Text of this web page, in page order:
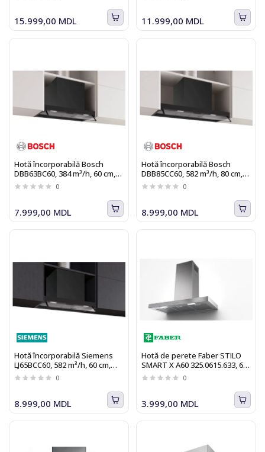
15.999,00 MDL 11.999,00 MDL
Hotă încorporabilă Bosch
DBB63BC60, 384 m³/h, 60 cm,
negru
0
7.999,00 MDL
Hotă încorporabilă Bosch
DBB85CC60, 582 m³/h, 80 cm,
negru
0
8.999,00 MDL
Hotă încorporabilă Siemens
LJ65BCC60, 582 m³/h, 60 cm,
negru
0
8.999,00 MDL
Hotă de perete Faber STILO
SMART X A60 325.0615.633, 60
cm, 435 m3/h, inox
0
3.999,00 MDL